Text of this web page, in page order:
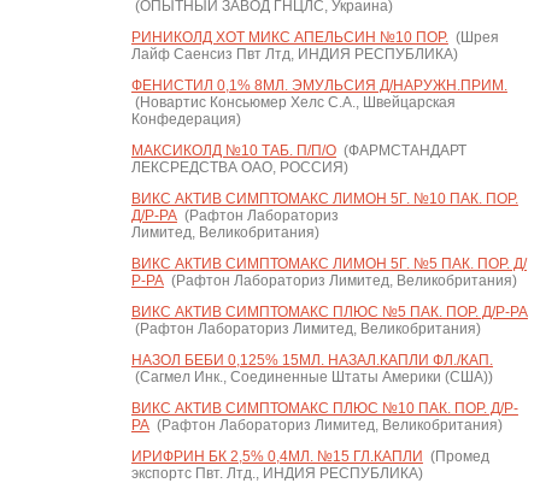
(ОПЫТНЫЙ ЗАВОД ГНЦЛС, Украина)
РИНИКОЛД ХОТ МИКС АПЕЛЬСИН №10 ПОР.(Шрея
Лайф Саенсиз Пвт Лтд, ИНДИЯ РЕСПУБЛИКА)
ФЕНИСТИЛ 0,1% 8МЛ. ЭМУЛЬСИЯ Д/НАРУЖН.ПРИМ.
(Новартис Консьюмер Хелс С.А., Швейцарская
Конфедерация)
МАКСИКОЛД №10 ТАБ. П/П/О(ФАРМСТАНДАРТ
ЛЕКСРЕДСТВА ОАО, РОССИЯ)
ВИКС АКТИВ СИМПТОМАКС ЛИМОН 5Г. №10 ПАК. ПОР.
Д/Р-РА(Рафтон Лабораториз
Лимитед, Великобритания)
ВИКС АКТИВ СИМПТОМАКС ЛИМОН 5Г. №5 ПАК. ПОР. Д/
Р-РА(Рафтон Лабораториз Лимитед, Великобритания)
ВИКС АКТИВ СИМПТОМАКС ПЛЮС №5 ПАК. ПОР. Д/Р-РА
(Рафтон Лабораториз Лимитед, Великобритания)
НАЗОЛ БЕБИ 0,125% 15МЛ. НАЗАЛ.КАПЛИ ФЛ./КАП.
(Сагмел Инк., Соединенные Штаты Америки (США))
ВИКС АКТИВ СИМПТОМАКС ПЛЮС №10 ПАК. ПОР. Д/Р-
РА(Рафтон Лабораториз Лимитед, Великобритания)
ИРИФРИН БК 2,5% 0,4МЛ. №15 ГЛ.КАПЛИ (Промед
экспортс Пвт. Лтд., ИНДИЯ РЕСПУБЛИКА)